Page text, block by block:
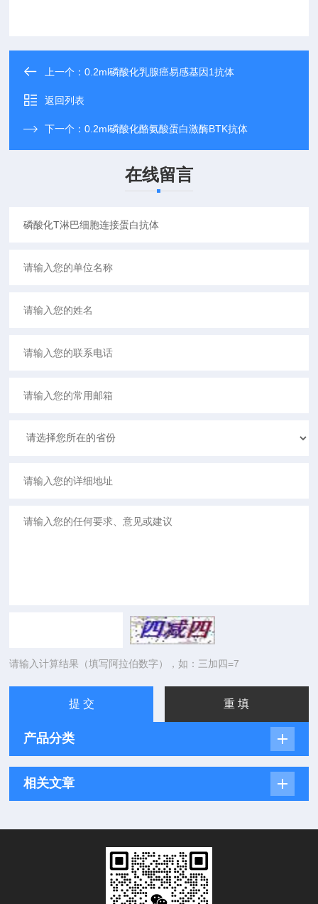
上一个：0.2ml磷酸化乳腺癌易感基因1抗体
返回列表
下一个：0.2ml磷酸化酪氨酸蛋白激酶BTK抗体
在线留言
请输入计算结果（填写阿拉伯数字），如：三加四=7
产品分类
相关文章